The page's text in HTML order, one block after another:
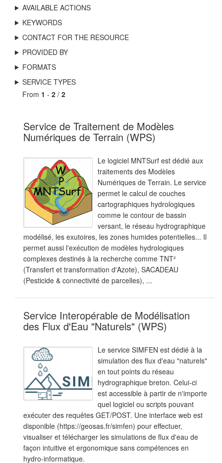
AVAILABLE ACTIONS
KEYWORDS
CONTACT FOR THE RESOURCE
PROVIDED BY
FORMATS
SERVICE TYPES
From 1 - 2 / 2
Service de Traitement de Modèles
Numériques de Terrain (WPS)
Le logiciel MNTSurf est dédié aux
traitements des Modèles
Numériques de Terrain. Le service
permet le calcul de couches
cartographiques hydrologiques
comme le contour de bassin
versant, le réseau hydrographique
modélisé, les exutoires, les zones humides potentielles... Il
permet aussi l'exécution de modèles hydrologiques
complexes destinés à la recherche comme TNT²
(Transfert et transformation d'Azote), SACADEAU
(Pesticide & connectivité de parcelles), ...
Service Interopérable de Modélisation
des Flux d'Eau "Naturels" (WPS)
Le service SIMFEN est dédié à la
simulation des flux d'eau "naturels"
en tout points du réseau
hydrographique breton. Celui-ci
est accessible à partir de n'importe
quel logiciel ou scripts pouvant
exécuter des requêtes GET/POST. Une interface web est
disponible (https://geosas.fr/simfen) pour effectuer,
visualiser et télécharger les simulations de flux d'eau de
façon intuitive et ergonomique sans compétences en
hydro-informatique.